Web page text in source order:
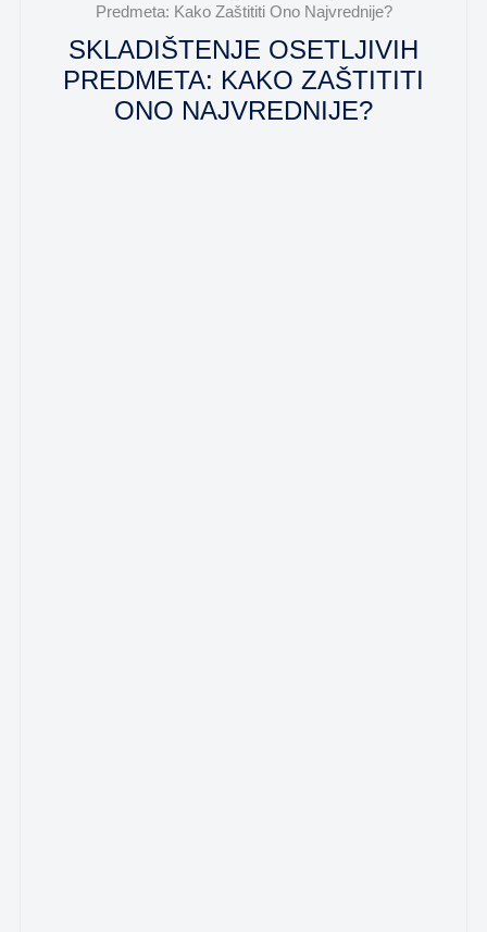
Predmeta: Kako Zaštititi Ono Najvrednije?
SKLADIŠTENJE OSETLJIVIH
PREDMETA: KAKO ZAŠTITITI
ONO NAJVREDNIJE?